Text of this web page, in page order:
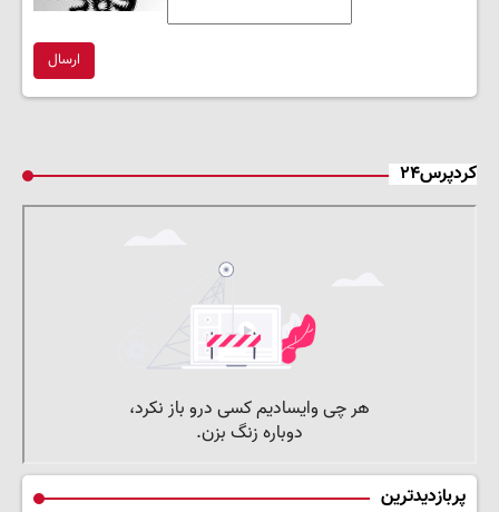
ارسال
کردپرس۲۴
پربازدیدترین